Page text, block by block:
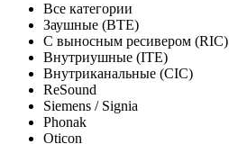
Все категории
Заушные (BTE)
С выносным ресивером (RIC)
Внутриушные (ITE)
Внутриканальные (CIC)
ReSound
Siemens / Signia
Phonak
Oticon